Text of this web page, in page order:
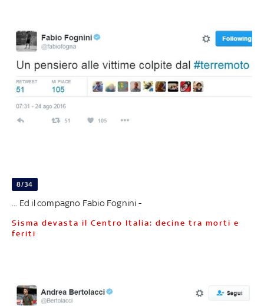
8/34
... Ed il compagno Fabio Fognini -
Sisma devasta il Centro Italia: decine tra morti e
feriti